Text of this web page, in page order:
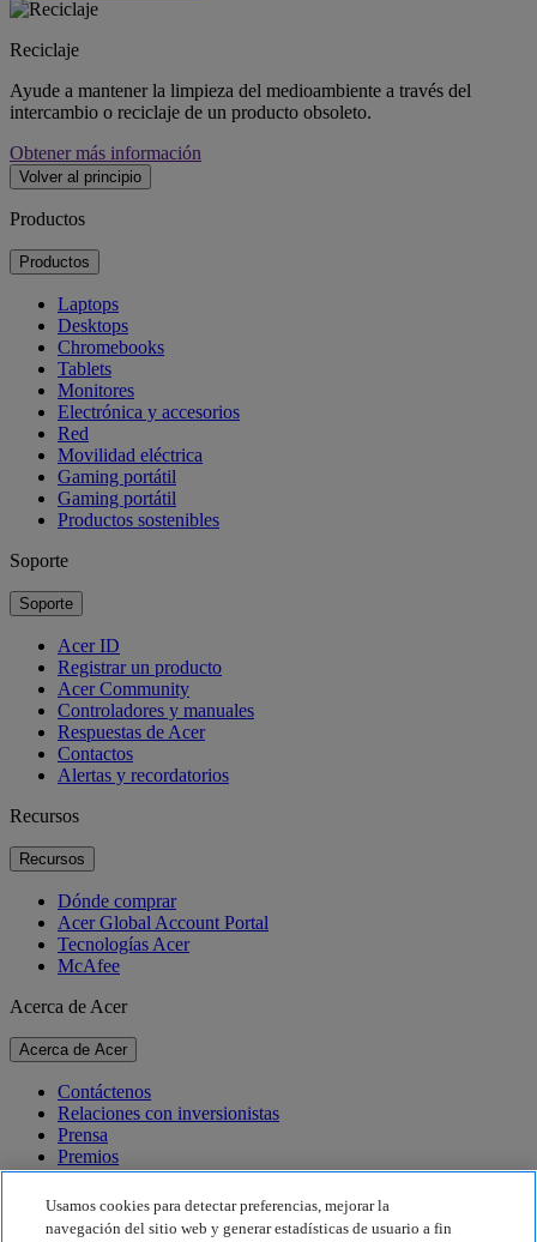
Reciclaje
Ayude a mantener la limpieza del medioambiente a través del
intercambio o reciclaje de un producto obsoleto.
Obtener más información
Volver al principio
Productos
Productos
Laptops
Desktops
Chromebooks
Tablets
Monitores
Electrónica y accesorios
Red
Movilidad eléctrica
Gaming portátil
Gaming portátil
Productos sostenibles
Soporte
Soporte
Acer ID
Registrar un producto
Acer Community
Controladores y manuales
Respuestas de Acer
Contactos
Alertas y recordatorios
Recursos
Recursos
Dónde comprar
Acer Global Account Portal
Tecnologías Acer
McAfee
Acerca de Acer
Acerca de Acer
Contáctenos
Relaciones con inversionistas
Prensa
Premios
Eventos
Sostenibilidad
Usamos cookies para detectar preferencias, mejorar la
navegación del sitio web y generar estadísticas de usuario a fin